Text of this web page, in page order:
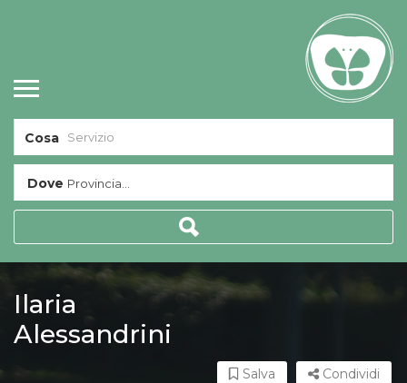
Cosa
Dove Provincia...
Ilaria
Alessandrini
Condividi
Salva